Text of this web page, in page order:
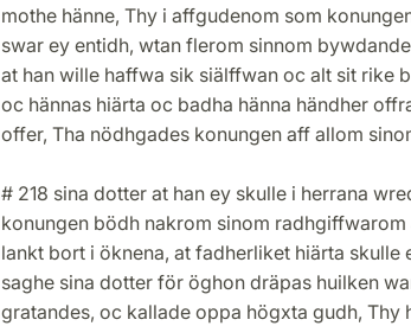
mothe hänne, Thy i affgudenom som
swar ey entidh, wtan flerom sinnom
at han wille haffwa sik siälffwan oc alt sit rike
oc hännas hiärta oc badha hänna händher
offer, Tha nödhgades konungen aff allom
# 218 sina dotter at han ey skulle i herrana
konungen bödh nakrom sinom radhgiffwarom
lankt bort i öknena, at fadherliket hiärta skulle
saghe sina dotter för öghon dräpas huilken
gratandes, oc kallade oppa högxta gudh, Thy